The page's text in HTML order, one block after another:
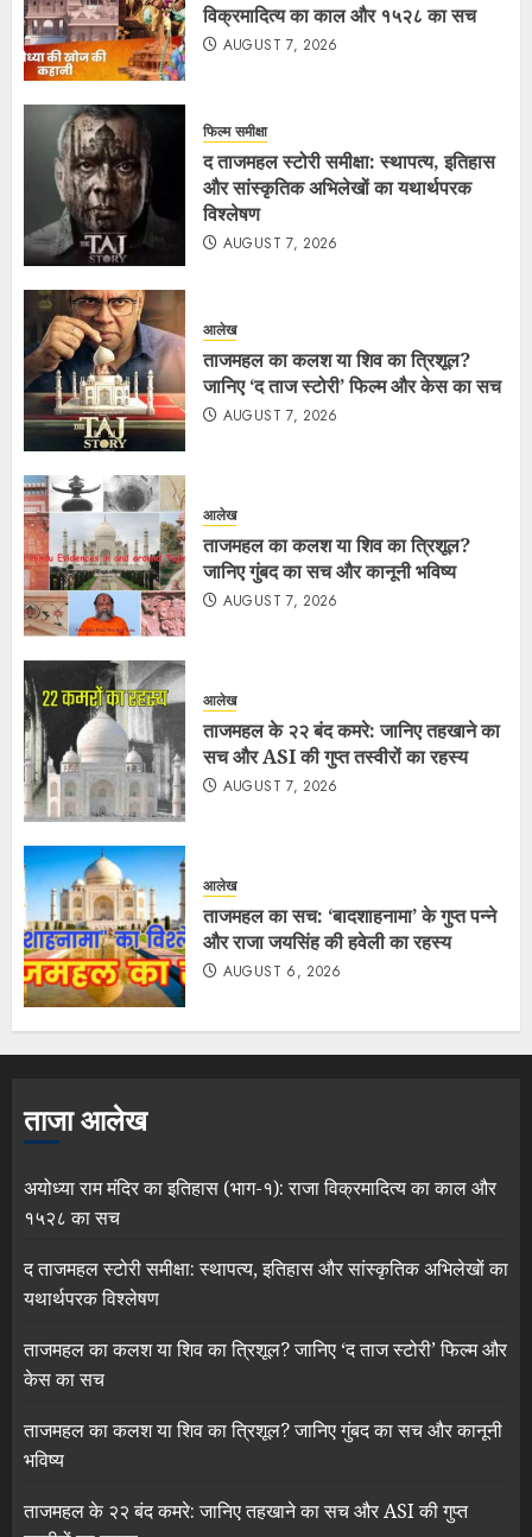
विक्रमादित्य का काल और १५२८ का सच
AUGUST 7, 2026
फिल्म समीक्षा
द ताजमहल स्टोरी समीक्षा: स्थापत्य, इतिहास
और सांस्कृतिक अभिलेखों का यथार्थपरक
विश्लेषण
AUGUST 7, 2026
आलेख
ताजमहल का कलश या शिव का त्रिशूल?
जानिए ‘द ताज स्टोरी’ फिल्म और केस का सच
AUGUST 7, 2026
आलेख
ताजमहल का कलश या शिव का त्रिशूल?
जानिए गुंबद का सच और कानूनी भविष्य
AUGUST 7, 2026
आलेख
ताजमहल के २२ बंद कमरे: जानिए तहखाने का
सच और ASI की गुप्त तस्वीरों का रहस्य
AUGUST 7, 2026
आलेख
ताजमहल का सच: ‘बादशाहनामा’ के गुप्त पन्ने
और राजा जयसिंह की हवेली का रहस्य
AUGUST 6, 2026
ताजा आलेख
अयोध्या राम मंदिर का इतिहास (भाग-१): राजा विक्रमादित्य का काल और
१५२८ का सच
द ताजमहल स्टोरी समीक्षा: स्थापत्य, इतिहास और सांस्कृतिक अभिलेखों का
यथार्थपरक विश्लेषण
ताजमहल का कलश या शिव का त्रिशूल? जानिए ‘द ताज स्टोरी’ फिल्म और
केस का सच
ताजमहल का कलश या शिव का त्रिशूल? जानिए गुंबद का सच और कानूनी
भविष्य
ताजमहल के २२ बंद कमरे: जानिए तहखाने का सच और ASI की गुप्त